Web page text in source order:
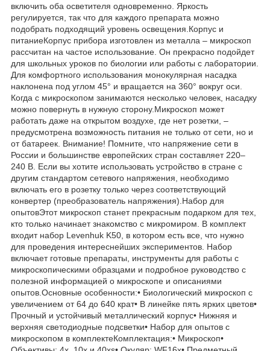
включить оба осветителя одновременно. Яркость
регулируется, так что для каждого препарата можно
подобрать подходящий уровень освещения.Корпус и
питаниеКорпус прибора изготовлен из металла – микроскоп
рассчитан на частое использование. Он прекрасно подойдет
для школьных уроков по биологии или работы с лаборатории.
Для комфортного использования монокулярная насадка
наклонена под углом 45° и вращается на 360° вокруг оси.
Когда с микроскопом занимаются несколько человек, насадку
можно повернуть в нужную сторону.Микроскоп может
работать даже на открытом воздухе, где нет розетки, –
предусмотрена возможность питания не только от сети, но и
от батареек. Внимание! Помните, что напряжение сети в
России и большинстве европейских стран составляет 220–
240 В. Если вы хотите использовать устройство в стране с
другим стандартом сетевого напряжения, необходимо
включать его в розетку только через соответствующий
конвертер (преобразователь напряжения).Набор для
опытовЭтот микроскоп станет прекрасным подарком для тех,
кто только начинает знакомство с микромиром. В комплект
входит набор Levenhuk K50, в котором есть все, что нужно
для проведения интереснейших экспериментов. Набор
включает готовые препараты, инструменты для работы с
микроскопическими образцами и подробное руководство с
полезной информацией о микроскопе и описаниями
опытов.Основные особенности:• Биологический микроскоп с
увеличением от 64 до 640 крат• В линейке пять ярких цветов•
Прочный и устойчивый металлический корпус• Нижняя и
верхняя светодиодные подсветки• Набор для опытов с
микроскопом в комплектеКомплектация:• Микроскоп•